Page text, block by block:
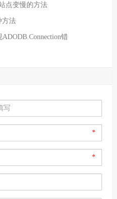
点变慢的方法
方法
错
*
*